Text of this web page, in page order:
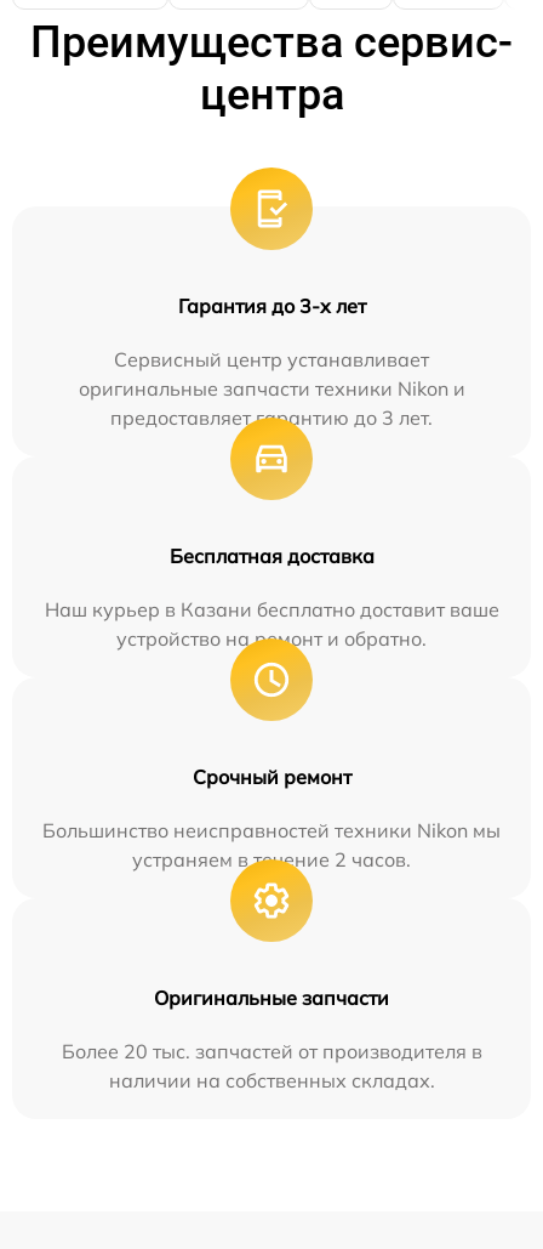
Преимущества сервис-
центра
Гарантия до 3-х лет
Сервисный центр устанавливает
оригинальные запчасти техники Nikon и
предоставляет гарантию до 3 лет.
Бесплатная доставка
Наш курьер в Казани бесплатно доставит ваше
устройство на ремонт и обратно.
Срочный ремонт
Большинство неисправностей техники Nikon мы
устраняем в течение 2 часов.
Оригинальные запчасти
Более 20 тыс. запчастей от производителя в
наличии на собственных складах.